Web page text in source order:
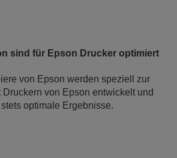
sind für Epson Drucker optimiert
von Epson werden speziell zur
von Epson entwickelt und
stets optimale Ergebnisse.